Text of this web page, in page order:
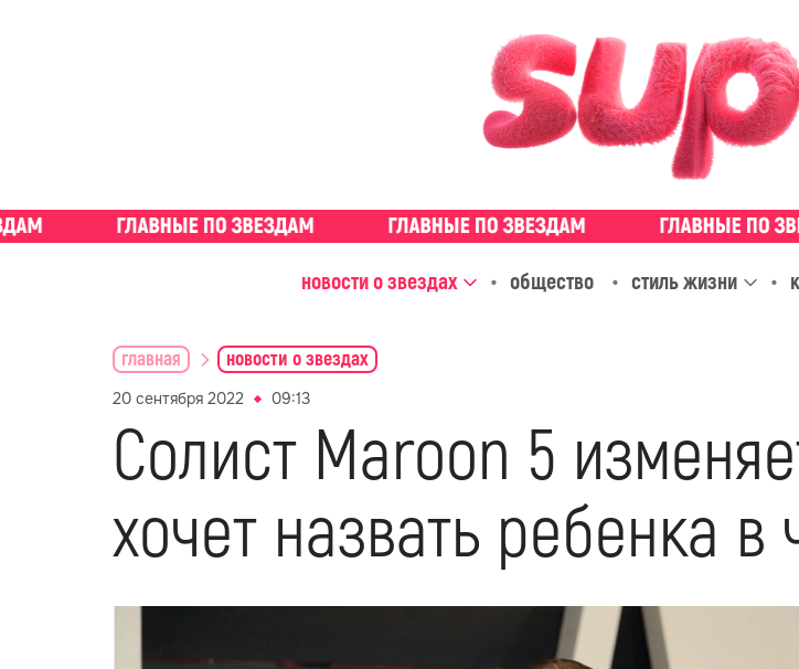
новости о звездах общество стиль жизни
главная новости о звездах
20 сентября 2022 09:13
Солист Maroon 5
хочет назвать ребенка